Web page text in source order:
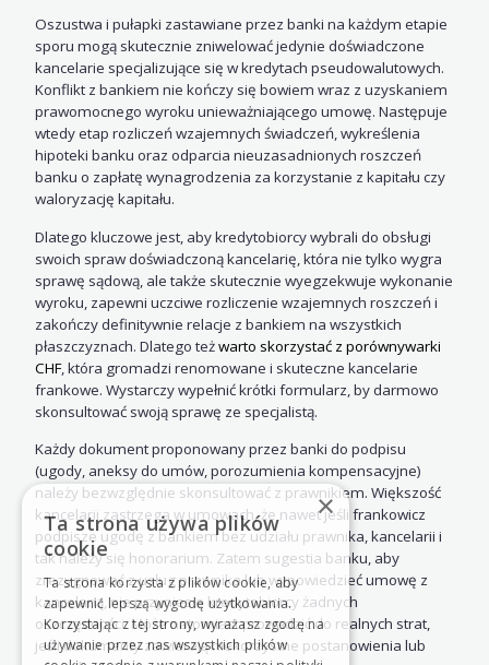
Oszustwa i pułapki zastawiane przez banki na każdym etapie
sporu mogą skutecznie zniwelować jedynie doświadczone
kancelarie specjalizujące się w kredytach pseudowalutowych.
Konflikt z bankiem nie kończy się bowiem wraz z uzyskaniem
prawomocnego wyroku unieważniającego umowę. Następuje
wtedy etap rozliczeń wzajemnych świadczeń, wykreślenia
hipoteki banku oraz odparcia nieuzasadnionych roszczeń
banku o zapłatę wynagrodzenia za korzystanie z kapitału czy
waloryzację kapitału.
Dlatego kluczowe jest, aby kredytobiorcy wybrali do obsługi
swoich spraw doświadczoną kancelarię, która nie tylko wygra
sprawę sądową, ale także skutecznie wyegzekwuje wykonanie
wyroku, zapewni uczciwe rozliczenie wzajemnych roszczeń i
zakończy definitywnie relacje z bankiem na wszystkich
płaszczyznach. Dlatego teżwarto skorzystać z porównywarki
CHF, która gromadzi renomowane i skuteczne kancelarie
frankowe. Wystarczy wypełnić krótki formularz, by darmowo
skonsultować swoją sprawę ze specjalistą.
Każdy dokument proponowany przez banki do podpisu
(ugody, aneksy do umów, porozumienia kompensacyjne)
należy bezwzględnie skonsultować z prawnikiem. Większość
kancelarii zastrzega w umowach, że nawet jeśli frankowicz
podpisze ugodę z bankiem bez udziału prawnika, kancelarii i
tak należy się honorarium. Zatem sugestia banku, aby
zrezygnować z usług prawnika lub wypowiedzieć umowę z
kancelarią, nie przyniesie kredytobiorcy żadnych
oszczędności. Może natomiast prowadzić do realnych strat,
jeśli dokumenty zawierają niekorzystne postanowienia lub
×
Ta strona używa plików
cookie
Ta strona korzysta z plików cookie, aby
zapewnić lepszą wygodę użytkowania.
Korzystając z tej strony, wyrażasz zgodę na
używanie przez nas wszystkich plików